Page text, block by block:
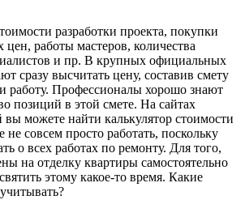
разработки проекта, покупки
цен, работы мастеров, количества
и пр. В крупных официальных
сразу высчитать цену, составив смету
работу. Профессионалы хорошо знают
позиций в этой смете. На сайтах
можете найти калькулятор стоимости
совсем просто работать, поскольку
о всех работах по ремонту. Для того,
на отделку квартиры самостоятельно
этому какое-то время. Какие